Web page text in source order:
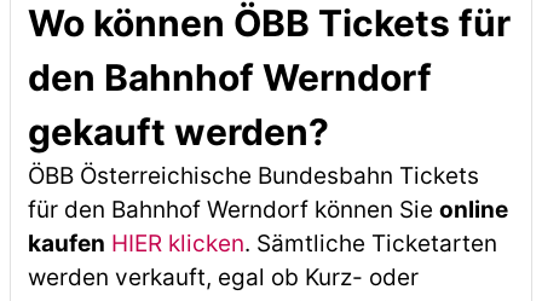
Wo können ÖBB Tickets für
den Bahnhof Werndorf
gekauft werden?
ÖBB Österreichische Bundesbahn Tickets
für den Bahnhof Werndorf können Sie online
kaufen HIER klicken. Sämtliche Ticketarten
werden verkauft, egal ob Kurz- oder